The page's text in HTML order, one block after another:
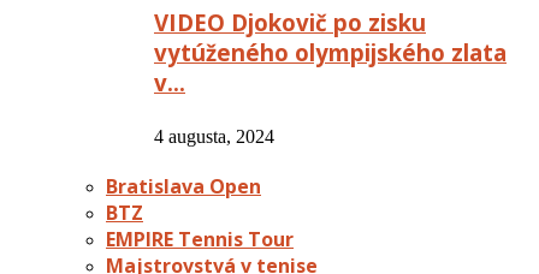
VIDEO Djokovič po zisku
vytúženého olympijského zlata
v…
4 augusta, 2024
Bratislava Open
BTZ
EMPIRE Tennis Tour
Majstrovstvá v tenise